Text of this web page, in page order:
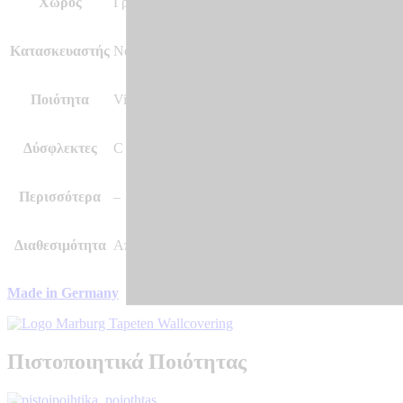
Κατασκευαστής Novamur by Marburg
Ποιότητα Vinyl, Vlies – Non Woven
Δύσφλεκτες C – s1 d0
Περισσότερα –
Διαθεσιμότητα Αποστολή σε 7 – 10 μέρες
Made in Germany
Πιστοποιητικά Ποιότητας